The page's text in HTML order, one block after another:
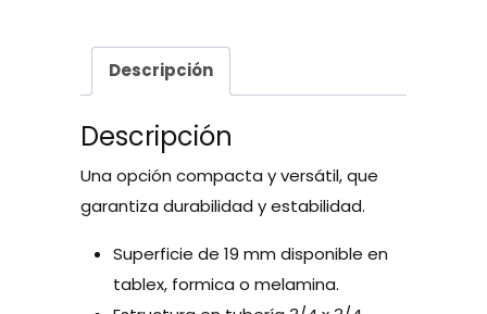
Descripción
Descripción
Una opción compacta y versátil, que
garantiza durabilidad y estabilidad.
Superficie de 19 mm disponible en
tablex, formica o melamina.